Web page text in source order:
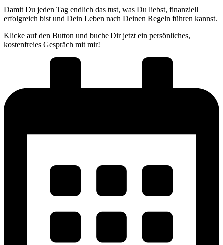
Damit Du jeden Tag endlich das tust, was Du liebst, finanziell
erfolgreich bist und Dein Leben nach Deinen Regeln führen kannst.
Klicke auf den Button und buche Dir jetzt ein persönliches,
kostenfreies Gespräch mit mir!